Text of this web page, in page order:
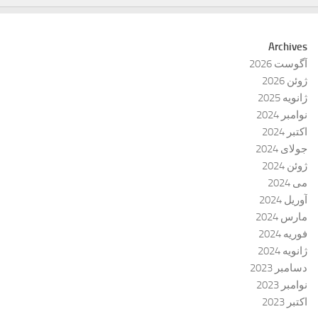
Archives
آگوست 2026
ژوئن 2026
ژانویه 2025
نوامبر 2024
اکتبر 2024
جولای 2024
ژوئن 2024
می 2024
آوریل 2024
مارس 2024
فوریه 2024
ژانویه 2024
دسامبر 2023
نوامبر 2023
اکتبر 2023